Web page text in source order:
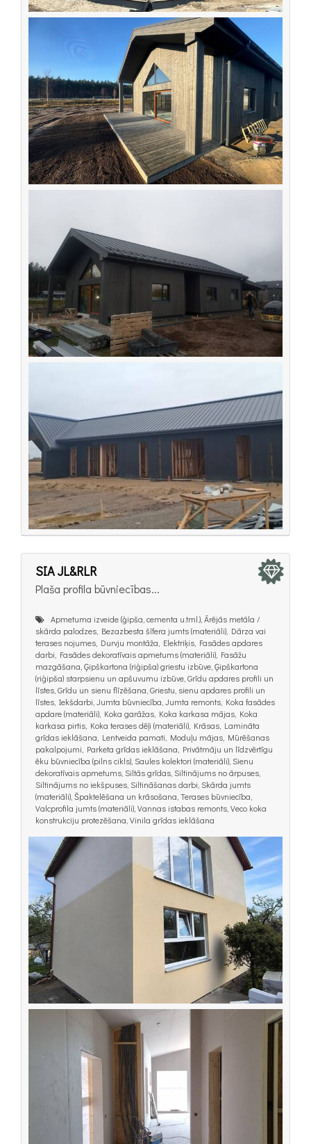
SIA JL&RLR
Plaša profila būvniecības...
Apmetuma izveide (ģipša, cementa u.tml.), Ārējās metāla /
skārda palodzes, Bezazbesta šīfera jumts (materiāli), Dārza vai
terases nojumes, Durvju montāža, Elektriķis, Fasādes apdares
darbi, Fasādes dekoratīvais apmetums (materiāli), Fasāžu
mazgāšana, Ģipškartona (riģipša) griestu izbūve, Ģipškartona
(riģipša) starpsienu un apšuvumu izbūve, Grīdu apdares profili un
līstes, Grīdu un sienu flīzēšana, Griestu, sienu apdares profili un
līstes, Iekšdarbi, Jumta būvniecība, Jumta remonts, Koka fasādes
apdare (materiāli), Koka garāžas, Koka karkasa mājas, Koka
karkasa pirtis, Koka terases dēļi (materiāli), Krāsas, Lamināta
grīdas ieklāšana, Lentveida pamati, Moduļu mājas, Mūrēšanas
pakalpojumi, Parketa grīdas ieklāšana, Privātmāju un līdzvērtīgu
ēku būvniecība (pilns cikls), Saules kolektori (materiāli), Sienu
dekoratīvais apmetums, Siltās grīdas, Siltinājums no ārpuses,
Siltinājums no iekšpuses, Siltināšanas darbi, Skārda jumts
(materiāli), Špaktelēšana un krāsošana, Terases būvniecība,
Valcprofila jumts (materiāli), Vannas istabas remonts, Veco koka
konstrukciju protezēšana, Vinila grīdas ieklāšana